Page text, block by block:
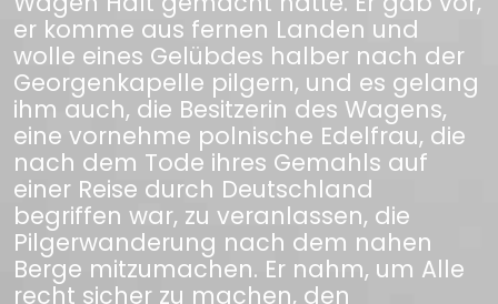
er komme aus fernen Landen und
wolle eines Gelübdes halber nach der
Georgenkapelle pilgern, und es gelang
ihm auch, die Besitzerin des Wagens,
eine vornehme polnische Edelfrau, die
nach dem Tode ihres Gemahls auf
einer Reise durch Deutschland
begriffen war, zu veranlassen, die
Pilgerwanderung nach dem nahen
Berge mitzumachen. Er nahm, um Alle
recht sicher zu machen, den